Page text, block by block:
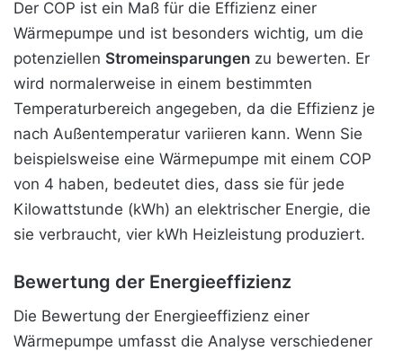
Der COP ist ein Maß für die Effizienz einer
Wärmepumpe und ist besonders wichtig, um die
potenziellen Stromeinsparungen zu bewerten. Er
wird normalerweise in einem bestimmten
Temperaturbereich angegeben, da die Effizienz je
nach Außentemperatur variieren kann. Wenn Sie
beispielsweise eine Wärmepumpe mit einem COP
von 4 haben, bedeutet dies, dass sie für jede
Kilowattstunde (kWh) an elektrischer Energie, die
sie verbraucht, vier kWh Heizleistung produziert.
Bewertung der Energieeffizienz
Die Bewertung der Energieeffizienz einer
Wärmepumpe umfasst die Analyse verschiedener